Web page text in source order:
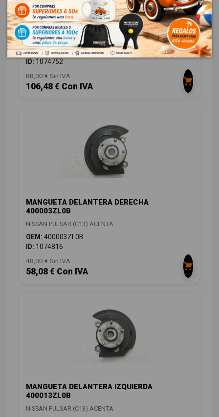
COLUMNA DIRECCION 488103ZL9A
NISSAN PULSAR (C13) ACENTA
OEM:488103ZL9A
ID: 1074752
88,00 € Sin IVA
106,48 € Con IVA
MANGUETA DELANTERA DERECHA
400003ZL0B
NISSAN PULSAR (C13) ACENTA
OEM: 400003ZL0B
ID: 1074816
48,00 € Sin IVA
58,08 € Con IVA
MANGUETA DELANTERA IZQUIERDA
400013ZL0B
NISSAN PULSAR (C13) ACENTA